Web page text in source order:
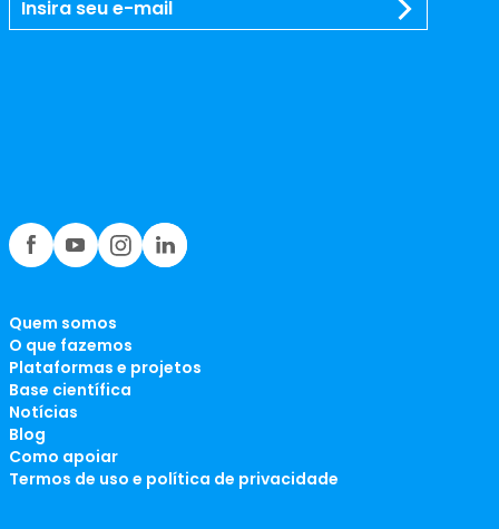
Quem somos
O que fazemos
Plataformas e projetos
Base científica
Notícias
Blog
Como apoiar
Termos de uso e política de privacidade